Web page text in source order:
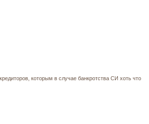
которым в случае банкротства СИ хоть что